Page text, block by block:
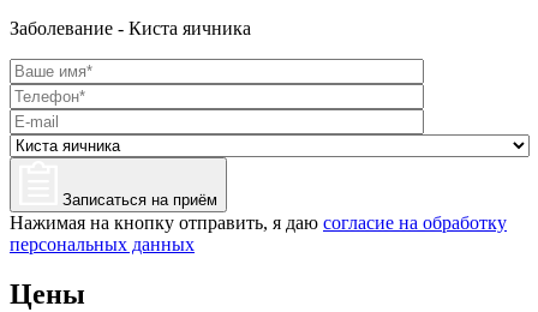
Заболевание - Киста яичника
Записаться на приём
Нажимая на кнопку отправить, я даю согласие на обработку
персональных данных
Цены